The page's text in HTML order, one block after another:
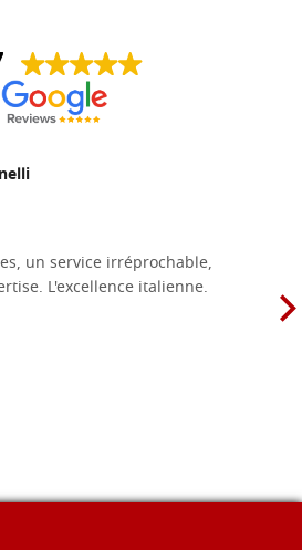
un service irréprochable,
L'excellence italienne.